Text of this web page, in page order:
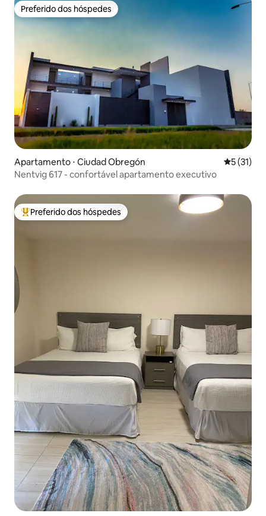
Preferido dos hóspedes
Preferido dos hóspedes
Apartamento ⋅ Ciudad Obregón 5 de uma
5 (31)
Nentvig 617 - confortável apartamento executivo
Entre os melhores preferidos dos hóspedes
Preferido dos hóspedes